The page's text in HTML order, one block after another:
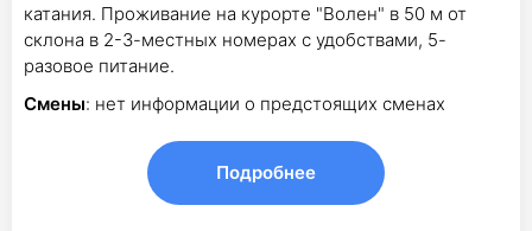
катания. Проживание на курорте "Волен" в 50 м от
склона в 2-3-местных номерах с удобствами, 5-
разовое питание.
Смены: нет информации о предстоящих сменах
Подробнее